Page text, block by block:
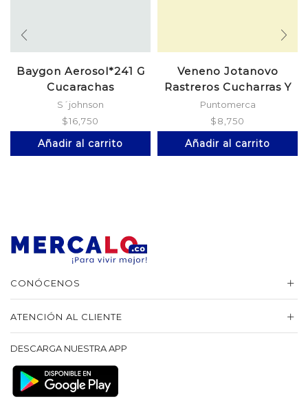
Baygon Aerosol*241 G
Cucarachas
S´johnson
$16,750
Añadir al carrito
Veneno Jotanovo
Rastreros Cucharras Y
Ho
Puntomerca
$8,750
Añadir al carrito
CONÓCENOS
ATENCIÓN AL CLIENTE
DESCARGA NUESTRA APP